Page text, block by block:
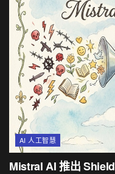
AI 人工智慧
Mistral AI 推出